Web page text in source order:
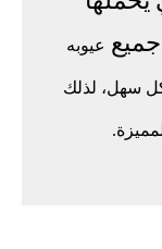
عيوبه
سهل، لذلك